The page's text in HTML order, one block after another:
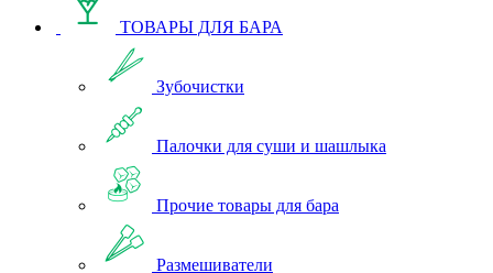
ТОВАРЫ ДЛЯ БАРА
Зубочистки
Палочки для суши и шашлыка
Прочие товары для бара
Размешиватели